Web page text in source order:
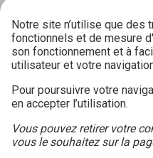
Notre site n’utilise que des
fonctionnels et de mesure
son fonctionnement et à
utilisateur et votre
Pour poursuivre votre
en accepter l’utilisation.
Vous pouvez retirer votre
vous le souhaitez sur la